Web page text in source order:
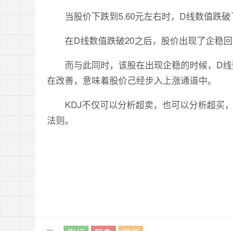
当股价下跌到5.60元左右时，D线数值跌破
在D线数值跌破20之后，股价出现了企稳回
而与此同时，该股在出现企稳的时候，D线
在改善，意味着股价己经步入上涨通道中。
KDJ不仅可以分析超卖，也可以分析超买，
法则。